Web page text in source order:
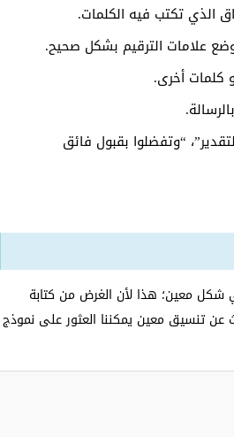
الذي تكتب فيه الكلمات.
علامات الترقيم بشكل صحيح.
كلمات أخرى.
“وتفضلوا بقبول فائق
شكل معين؛ هذا لأن الغرض من كتابة
عن تنسيق معين يمكننا العثور على نموذج